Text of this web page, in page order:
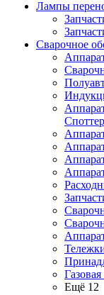
Лампы
Сварочное
Газовая
Ещё 12